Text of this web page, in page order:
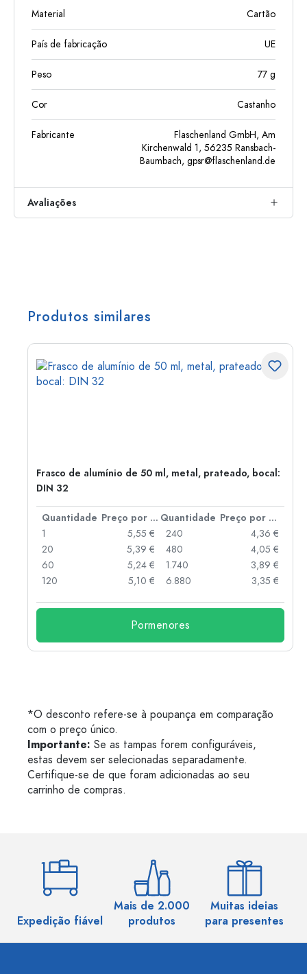
Material Cartão
País de fabricação UE
Peso 77 g
Cor Castanho
Fabricante
Flaschenland GmbH, Am
Kirchenwald 1, 56235 Ransbach-
Baumbach, gpsr@flaschenland.de
Avaliações
Produtos similares
Frasco de alumínio de 50 ml, metal, prateado, bocal:
DIN 32
Quantidade Preço por peça Quantidade
Preço por peça
1
5,55 €
20
5,39 €
60
5,24 €
120
5,10 €
240
4,36 €
480
4,05 €
1.740
3,89 €
6.880
3,35 €
Pormenores
*O desconto refere-se à poupança em comparação
com o preço único.
Importante: Se as tampas forem configuráveis,
estas devem ser selecionadas separadamente.
Certifique-se de que foram adicionadas ao seu
carrinho de compras.
Expedição fiável
Mais de 2.000
produtos
Muitas ideias
para presentes